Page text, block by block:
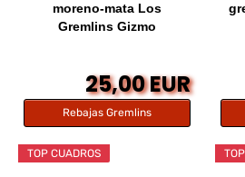
moreno-mata Los
Gremlins Gizmo
25,00 EUR
Rebajas Gremlins
TOP CUADROS